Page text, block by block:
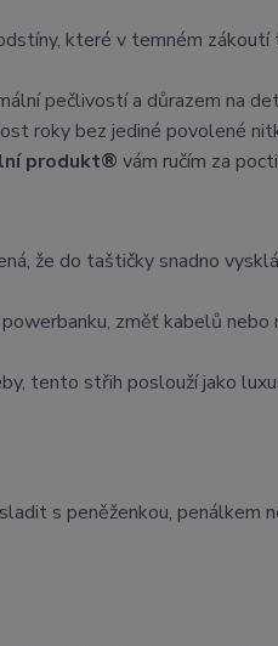
které v temném zákoutí
pečlivostí a důrazem na
roky bez jediné povolené
produkt® vám ručím za
že do taštičky snadno
změť kabelů
tento střih poslouží jako
s peněženkou, penálkem